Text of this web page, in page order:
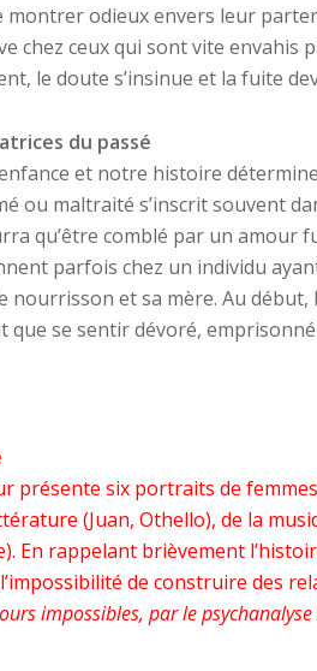
montrer odieux envers leur
chez ceux qui sont vite envahis
le doute s’insinue et la fuite
du passé
et notre histoire
ou maltraité s’inscrit souvent
qu’être comblé par un amour
parfois chez un individu
nourrisson et sa mère. Au
que se sentir dévoré,
présente six portraits de
(Juan, Othello), de la
En rappelant brièvement
de construire des
impossibles, par le